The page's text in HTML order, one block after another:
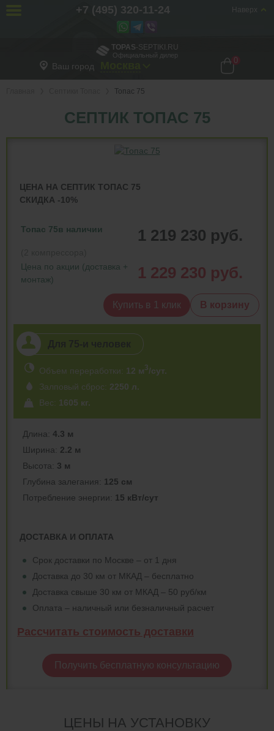
TOPAS-SEPTIKI.RU
Официальный дилер
Ваш город
0
Топас 75
СЕПТИК ТОПАС 75
ЦЕНА НА СЕПТИК ТОПАС 75
СКИДКА -10%
Топас 75в наличии 1 219 230 руб.
Цена по акции (доставка +
монтаж)
1 229 230 руб.
Купить в 1 клик В корзину
Объем переработки: 12 м3/сут.
Залповый сброс: 2250 л.
Вес: 1605 кг.
Длина: 4.3 м
Ширина: 2.2 м
Высота: 3 м
Глубина залегания: 125 см
Потреблeние энергии: 15 кВт/сут
ДОСТАВКА И ОПЛАТА
Срок доставки по Москве – от 1 дня
Доставка до 30 км от МКАД – бесплатно
Доставка свыше 30 км от МКАД – 50 руб/км
Оплата – наличный или безналичный расчет
Рассчитать стоимость доставки
Получить бесплатную консультацию
ЦЕНЫ НА УСТАНОВКУ
Наверх
+7 (495) 320-11-24